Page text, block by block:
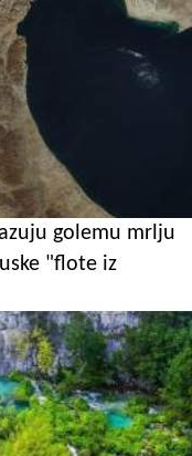
golemu mrlju
"flote iz